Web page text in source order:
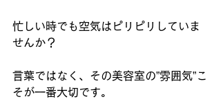
忙しい時でも空気はピリピリしていま
せんか？
言葉ではなく、その美容室の”雰囲気”こ
そが一番大切です。